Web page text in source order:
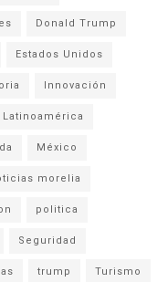
Donald Trump
Estados Unidos
Innovación
Latinoamérica
México
morelia
politica
Seguridad
trump Turismo